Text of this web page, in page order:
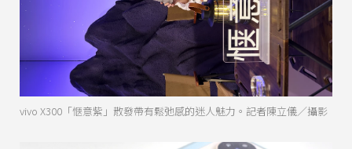
vivo X300「愜意紫」散發帶有鬆弛感的迷人魅力。記者陳立儀／攝影